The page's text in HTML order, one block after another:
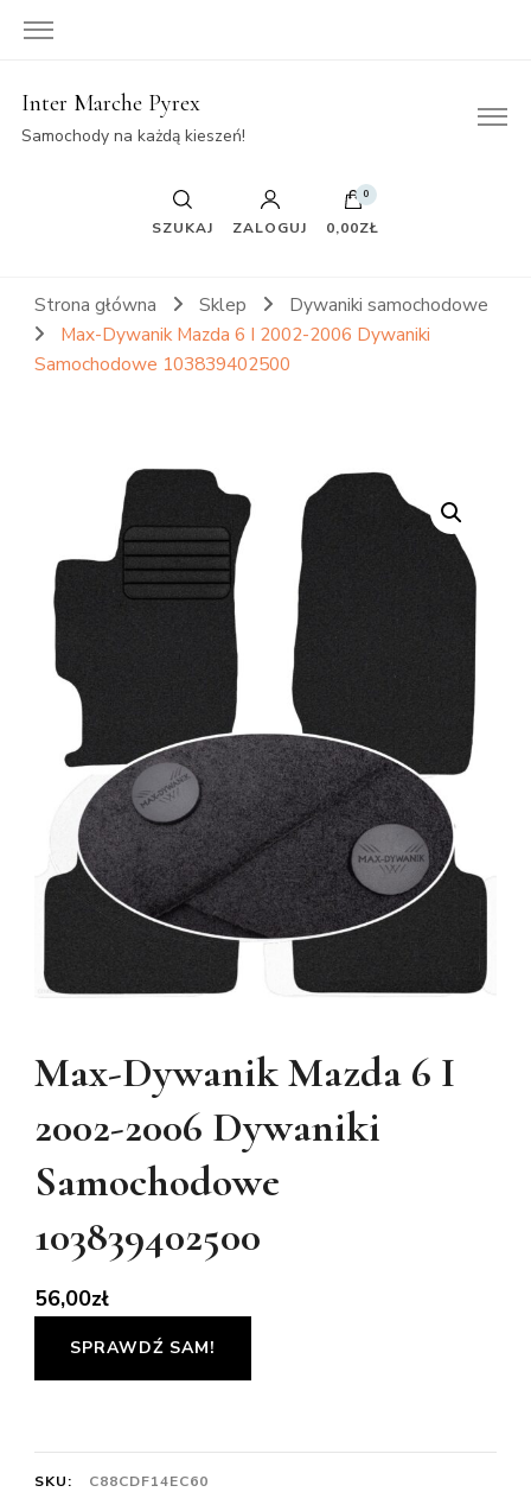
Inter Marche Pyrex
Samochody na każdą kieszeń!
SZUKAJ ZALOGUJ
0
0,00ZŁ
Strona główna Sklep
Dywaniki samochodowe
Max-Dywanik Mazda 6 I 2002-2006 Dywaniki
Samochodowe 103839402500
Max-Dywanik Mazda 6 I
2002-2006 Dywaniki
Samochodowe
103839402500
56,00zł
SPRAWDŹ SAM!
SKU:
C88CDF14EC60